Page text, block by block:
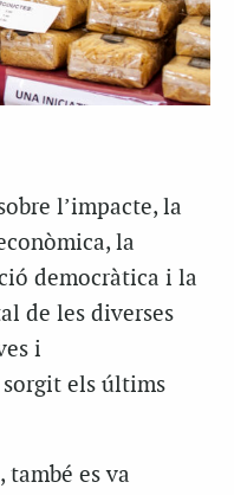
l’impacte, la
la
democràtica i la
de les diverses
i
els últims
també es va